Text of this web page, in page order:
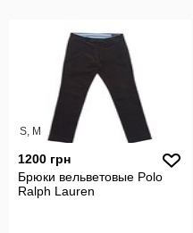
S, M
1200 грн
Брюки вельветовые Polo
Ralph Lauren